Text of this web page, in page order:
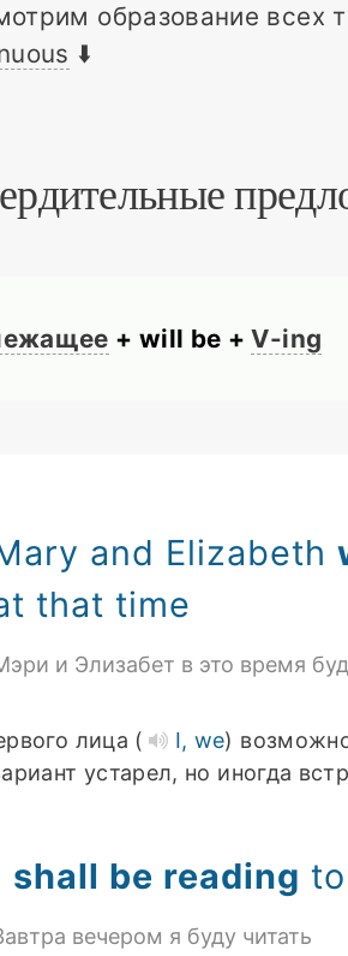
образование всех
⬇️
+ will be +V-ing
and Elizabeth
that time
и Элизабет в это время
лица ( I, we)
устарел, но иногда
shall be reading
вечером я буду читать